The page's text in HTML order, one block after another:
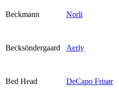
Beckmann Norli
Becksöndergaard Aerly
Bed Head DeCapo Frisør